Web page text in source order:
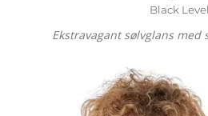
Black Level
Ekstravagant sølvglans med